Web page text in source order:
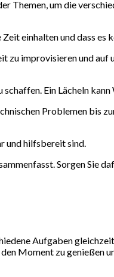
Themen, um die
einhalten und dass es
zu improvisieren und auf
Ein Lächeln
Problemen bis
und hilfsbereit sind.
Sorgen Sie
Aufgaben
Moment zu genießen